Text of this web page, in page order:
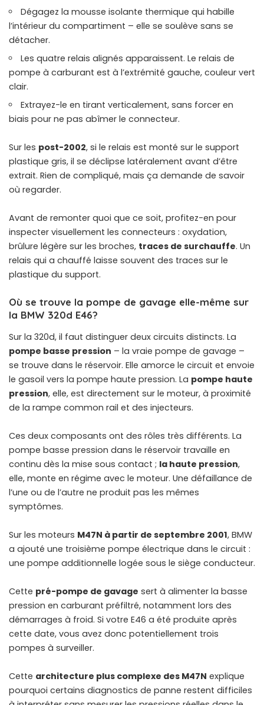
Dégagez la mousse isolante thermique qui habille
l’intérieur du compartiment – elle se soulève sans se
détacher.
Les quatre relais alignés apparaissent. Le relais de
pompe à carburant est à l’extrémité gauche, couleur vert
clair.
Extrayez-le en tirant verticalement, sans forcer en
biais pour ne pas abîmer le connecteur.
Sur les post-2002, si le relais est monté sur le support
plastique gris, il se déclipse latéralement avant d’être
extrait. Rien de compliqué, mais ça demande de savoir
où regarder.
Avant de remonter quoi que ce soit, profitez-en pour
inspecter visuellement les connecteurs : oxydation,
brûlure légère sur les broches, traces de surchauffe. Un
relais qui a chauffé laisse souvent des traces sur le
plastique du support.
Où se trouve la pompe de gavage elle-même sur
la BMW 320d E46?
Sur la 320d, il faut distinguer deux circuits distincts. La
pompe basse pression – la vraie pompe de gavage –
se trouve dans le réservoir. Elle amorce le circuit et envoie
le gasoil vers la pompe haute pression. La pompe haute
pression, elle, est directement sur le moteur, à proximité
de la rampe common rail et des injecteurs.
Ces deux composants ont des rôles très différents. La
pompe basse pression dans le réservoir travaille en
continu dès la mise sous contact ; la haute pression,
elle, monte en régime avec le moteur. Une défaillance de
l’une ou de l’autre ne produit pas les mêmes
symptômes.
Sur les moteurs M47N à partir de septembre 2001, BMW
a ajouté une troisième pompe électrique dans le circuit :
une pompe additionnelle logée sous le siège conducteur.
Cette pré-pompe de gavage sert à alimenter la basse
pression en carburant préfiltré, notamment lors des
démarrages à froid. Si votre E46 a été produite après
cette date, vous avez donc potentiellement trois
pompes à surveiller.
Cette architecture plus complexe des M47N explique
pourquoi certains diagnostics de panne restent difficiles